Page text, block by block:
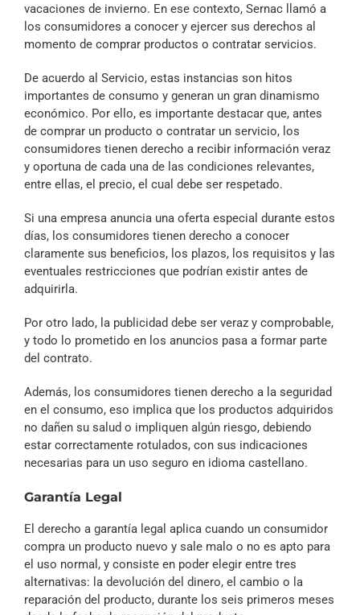
vacaciones de invierno. En ese contexto, Sernac llamó a
los consumidores a conocer y ejercer sus derechos al
momento de comprar productos o contratar servicios.
De acuerdo al Servicio, estas instancias son hitos
importantes de consumo y generan un gran dinamismo
económico. Por ello, es importante destacar que, antes
de comprar un producto o contratar un servicio, los
consumidores tienen derecho a recibir información veraz
y oportuna de cada una de las condiciones relevantes,
entre ellas, el precio, el cual debe ser respetado.
Si una empresa anuncia una oferta especial durante estos
días, los consumidores tienen derecho a conocer
claramente sus beneficios, los plazos, los requisitos y las
eventuales restricciones que podrían existir antes de
adquirirla.
Por otro lado, la publicidad debe ser veraz y comprobable,
y todo lo prometido en los anuncios pasa a formar parte
del contrato.
Además, los consumidores tienen derecho a la seguridad
en el consumo, eso implica que los productos adquiridos
no dañen su salud o impliquen algún riesgo, debiendo
estar correctamente rotulados, con sus indicaciones
necesarias para un uso seguro en idioma castellano.
Garantía Legal
El derecho a garantía legal aplica cuando un consumidor
compra un producto nuevo y sale malo o no es apto para
el uso normal, y consiste en poder elegir entre tres
alternativas: la devolución del dinero, el cambio o la
reparación del producto, durante los seis primeros meses